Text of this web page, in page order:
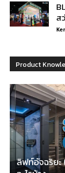
ส
Product
ลิฟท์อัจฉริย